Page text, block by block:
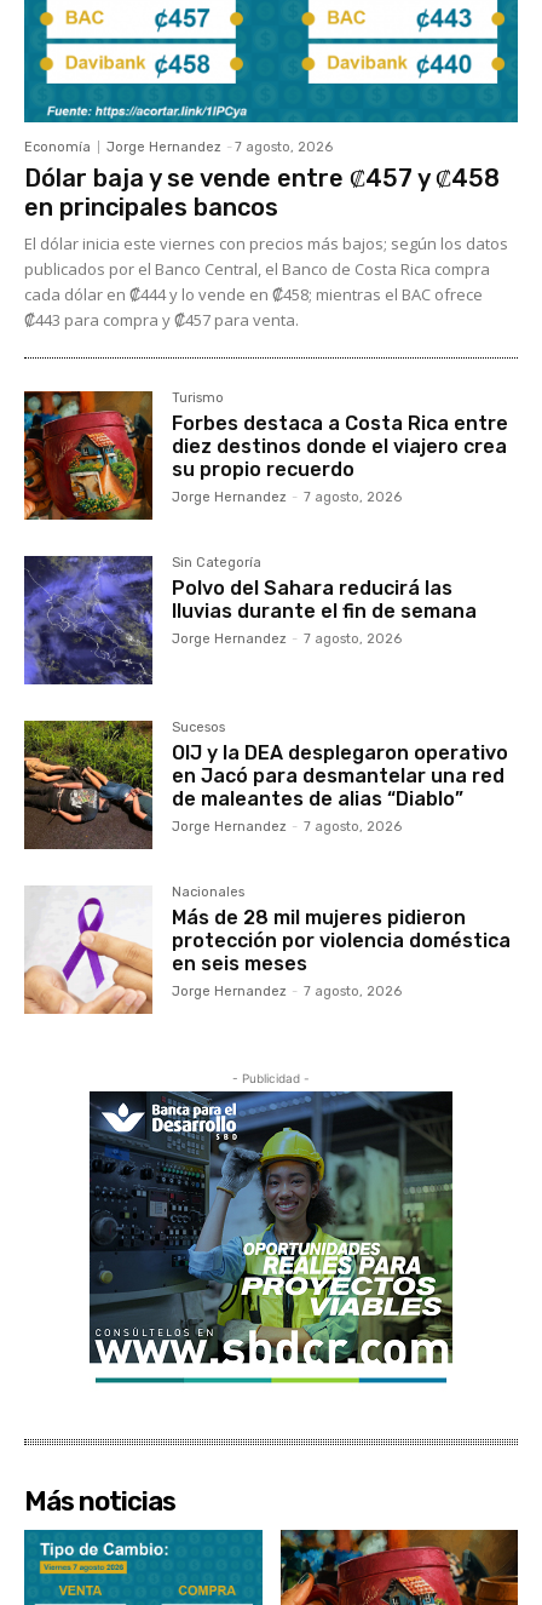
Economía Jorge Hernandez - 7 agosto, 2026
Dólar baja y se vende entre ₡457 y ₡458
en principales bancos
El dólar inicia este viernes con precios más bajos; según los datos
publicados por el Banco Central, el Banco de Costa Rica compra
cada dólar en ₡444 y lo vende en ₡458; mientras el BAC ofrece
₡443 para compra y ₡457 para venta.
Turismo
Forbes destaca a Costa Rica entre
diez destinos donde el viajero crea
su propio recuerdo
Jorge Hernandez - 7 agosto, 2026
Sin Categoría
Polvo del Sahara reducirá las
lluvias durante el fin de semana
Jorge Hernandez - 7 agosto, 2026
Sucesos
OIJ y la DEA desplegaron operativo
en Jacó para desmantelar una red
de maleantes de alias “Diablo”
Jorge Hernandez - 7 agosto, 2026
Nacionales
Más de 28 mil mujeres pidieron
protección por violencia doméstica
en seis meses
Jorge Hernandez - 7 agosto, 2026
- Publicidad -
Más noticias